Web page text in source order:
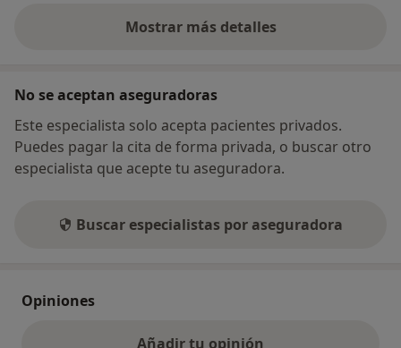
Mostrar más detalles
sobre la dirección
No se aceptan aseguradoras
Este especialista solo acepta pacientes privados.
Puedes pagar la cita de forma privada, o buscar otro
especialista que acepte tu aseguradora.
Buscar especialistas por aseguradora
Opiniones
Añadir tu opinión